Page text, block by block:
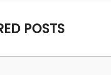
POSTS